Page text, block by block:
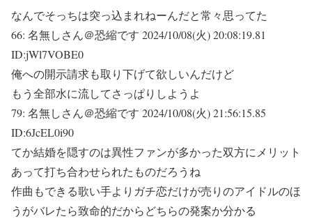
なんでそっちは突っ込まれねーんだと常々思ってた
66: 名無しさん＠恐縮です 2024/10/08(火) 20:08:19.81
ID:jWl7VOBE0
俺への開示請求も取り下げて欲しいんだけど
もう全部水に流してさっぱりしようよ
79: 名無しさん＠恐縮です 2024/10/08(火) 21:56:15.85
ID:6JcEL0i90
てか結婚を隠すのは異性ファンが多かった双方にメリット
あって打ち合わせられたものだろうね
作曲もできる歌い手よりガチ恋だけが売りのアイドルのほ
うがバレたら致命的だからどちらの発案か分かる